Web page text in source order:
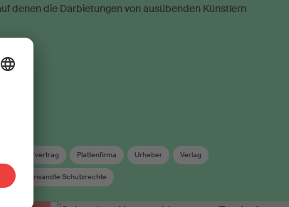
denen die Darbietungen von ausübenden Künstlern
Mustervertrag Plattenfirma Urheber Verlag
Verwandte Schutzrechte